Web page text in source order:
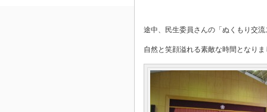
途中、民生委員さんの「ぬくもり交
自然と笑顔溢れる素敵な時間となりま